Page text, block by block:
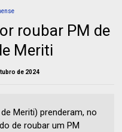
roubar PM de
Meriti
de 2024
Meriti) prenderam, no
de roubar um PM